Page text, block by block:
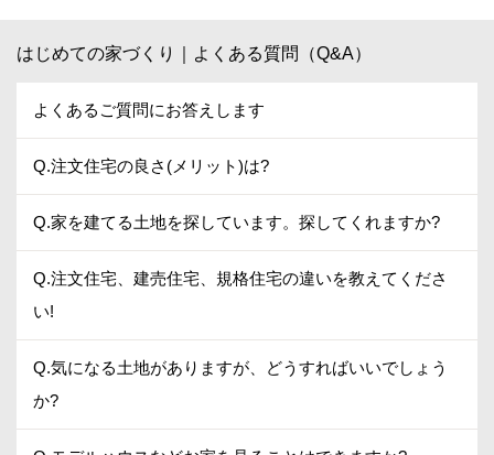
はじめての家づくり｜よくある質問（Q&A）
よくあるご質問にお答えします
Q.注文住宅の良さ(メリット)は?
Q.家を建てる土地を探しています。探してくれますか?
Q.注文住宅、建売住宅、規格住宅の違いを教えてくださ
い!
Q.気になる土地がありますが、どうすればいいでしょう
か?